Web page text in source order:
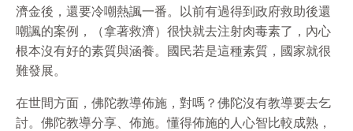
濟金後，還要冷嘲熱諷一番。以前有過得到政府救助後還
嘲諷的案例，（拿著救濟）很快就去注射肉毒素了，內心
根本沒有好的素質與涵養。國民若是這種素質，國家就很
難發展。
在世間方面，佛陀教導佈施，對嗎？佛陀沒有教導要去乞
討。佛陀教導分享、佈施。懂得佈施的人心智比較成熟，